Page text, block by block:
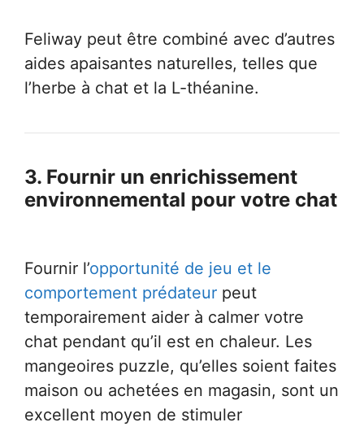
Feliway peut être combiné avec d’autres
aides apaisantes naturelles, telles que
l’herbe à chat et la L-théanine.
3. Fournir un enrichissement
environnemental pour votre chat
Fournir l’opportunité de jeu et le
comportement prédateur peut
temporairement aider à calmer votre
chat pendant qu’il est en chaleur. Les
mangeoires puzzle, qu’elles soient faites
maison ou achetées en magasin, sont un
excellent moyen de stimuler